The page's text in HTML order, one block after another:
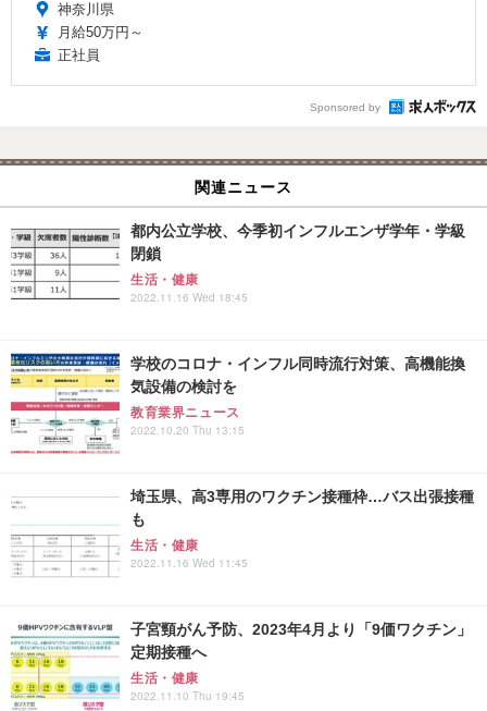
神奈川県
月給50万円～
正社員
Sponsored by
関連ニュース
都内公立学校、今季初インフルエンザ学年・学級
閉鎖
生活・健康
2022.11.16 Wed 18:45
学校のコロナ・インフル同時流行対策、高機能換
気設備の検討を
教育業界ニュース
2022.10.20 Thu 13:15
埼玉県、高3専用のワクチン接種枠…バス出張接種
も
生活・健康
2022.11.16 Wed 11:45
子宮頸がん予防、2023年4月より「9価ワクチン」
定期接種へ
生活・健康
2022.11.10 Thu 19:45